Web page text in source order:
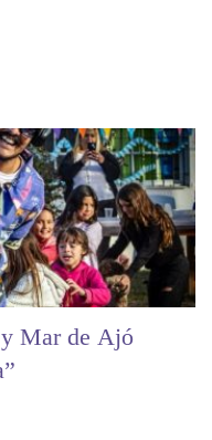
y Mar de Ajó